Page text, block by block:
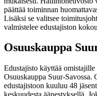
päättää toiminnan
Lisäksi se valitsee
valmistelee edustajiston
Osuuskauppa
Edustajisto käyttää
Osuuskauppa Suur-Savossa.
edustajistoon kuuluu 48